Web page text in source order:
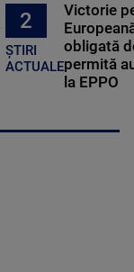
2
ȘTIRI
ACTUALE
Victorie
obligată
permită
la EPPO